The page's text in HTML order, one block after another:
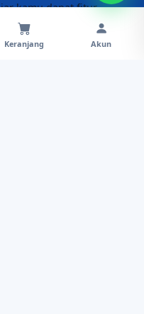
kamu dapat fitur
praktis, aman,
Keranjang Akun